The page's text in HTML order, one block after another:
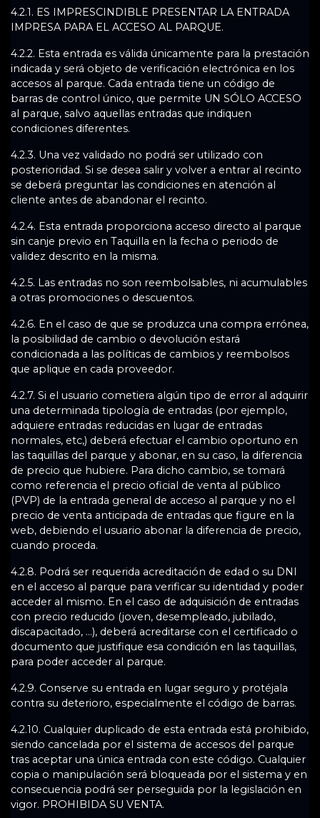
4.2.1. ES IMPRESCINDIBLE PRESENTAR LA ENTRADA
IMPRESA PARA EL ACCESO AL PARQUE.
4.2.2. Esta entrada es válida únicamente para la prestación
indicada y será objeto de verificación electrónica en los
accesos al parque. Cada entrada tiene un código de
barras de control único, que permite UN SÓLO ACCESO
al parque, salvo aquellas entradas que indiquen
condiciones diferentes.
4.2.3. Una vez validado no podrá ser utilizado con
posterioridad. Si se desea salir y volver a entrar al recinto
se deberá preguntar las condiciones en atención al
cliente antes de abandonar el recinto.
4.2.4. Esta entrada proporciona acceso directo al parque
sin canje previo en Taquilla en la fecha o periodo de
validez descrito en la misma.
4.2.5. Las entradas no son reembolsables, ni acumulables
a otras promociones o descuentos.
4.2.6. En el caso de que se produzca una compra errónea,
la posibilidad de cambio o devolución estará
condicionada a las políticas de cambios y reembolsos
que aplique en cada proveedor.
4.2.7. Si el usuario cometiera algún tipo de error al adquirir
una determinada tipología de entradas (por ejemplo,
adquiere entradas reducidas en lugar de entradas
normales, etc,) deberá efectuar el cambio oportuno en
las taquillas del parque y abonar, en su caso, la diferencia
de precio que hubiere. Para dicho cambio, se tomará
como referencia el precio oficial de venta al público
(PVP) de la entrada general de acceso al parque y no el
precio de venta anticipada de entradas que figure en la
web, debiendo el usuario abonar la diferencia de precio,
cuando proceda.
4.2.8. Podrá ser requerida acreditación de edad o su DNI
en el acceso al parque para verificar su identidad y poder
acceder al mismo. En el caso de adquisición de entradas
con precio reducido (joven, desempleado, jubilado,
discapacitado, ...), deberá acreditarse con el certificado o
documento que justifique esa condición en las taquillas,
para poder acceder al parque.
4.2.9. Conserve su entrada en lugar seguro y protéjala
contra su deterioro, especialmente el código de barras.
4.2.10. Cualquier duplicado de esta entrada está prohibido,
siendo cancelada por el sistema de accesos del parque
tras aceptar una única entrada con este código. Cualquier
copia o manipulación será bloqueada por el sistema y en
consecuencia podrá ser perseguida por la legislación en
vigor. PROHIBIDA SU VENTA.